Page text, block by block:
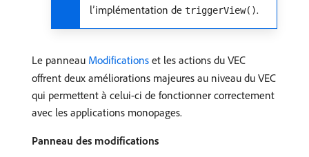
l’implémentation de triggerView().
Le panneau Modifications et les actions du VEC
offrent deux améliorations majeures au niveau du VEC
qui permettent à celui-ci de fonctionner correctement
avec les applications monopages.
Panneau des modifications